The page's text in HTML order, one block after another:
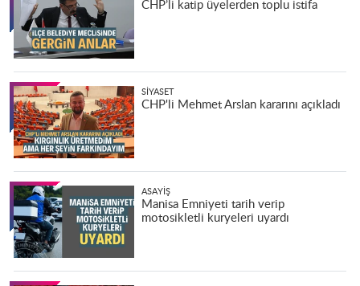
CHP’li katip üyelerden toplu istifa
SIYASET
CHP'li Mehmet Arslan kararını açıkladı
ASAYIŞ
Manisa Emniyeti tarih verip
motosikletli kuryeleri uyardı